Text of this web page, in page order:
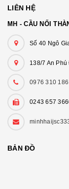
LIÊN HỆ
MH - CẦU NỐI
Số 40 Ngô
138/7 An
0976 310 186
0243 657
BẢN ĐỒ